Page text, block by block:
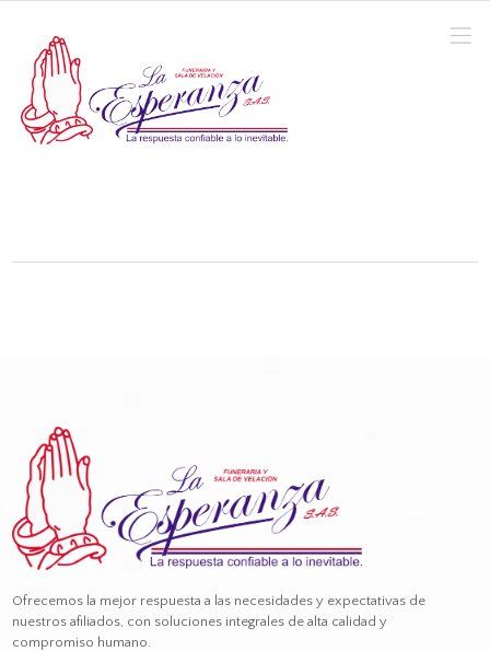
Ofrecemos la mejor respuesta a las necesidades y expectativas de
nuestros afiliados, con soluciones integrales de alta calidad y
compromiso humano.